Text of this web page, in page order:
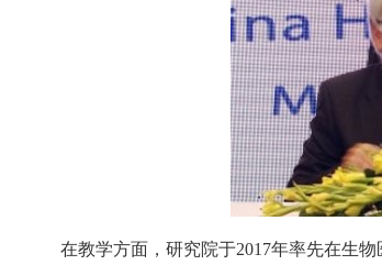
在教学方面，研究院于2017年率先在生物